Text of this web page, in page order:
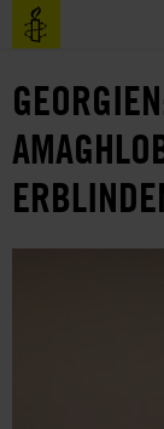
Direkt
zum
Benutzermenü